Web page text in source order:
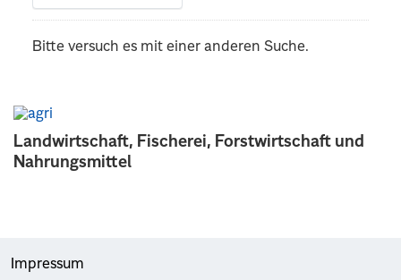
Landwirtschaft, Fischerei, Forstwirtschaft und
Nahrungsmittel
Bitte versuch es mit einer anderen Suche.
Impressum